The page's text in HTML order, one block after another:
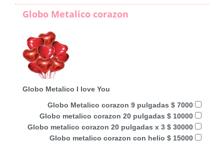
Globo Metalico corazon
Globo Metalico I love You
Globo Metalico corazon 9 pulgadas $ 7000
Globo metalico corazon 20 pulgadas $ 10000
Globo metalico corazon 20 pulgadas x 3 $ 30000
Globo metalico corazon con helio $ 15000